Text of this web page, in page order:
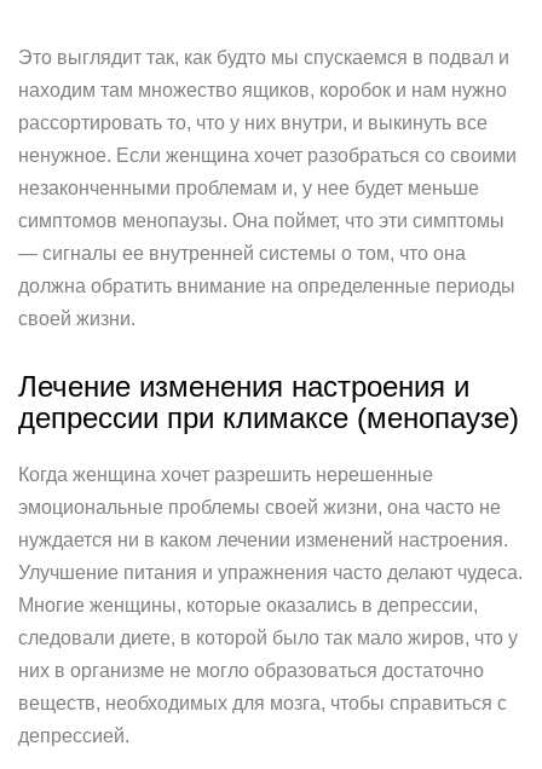
Это выглядит так, как будто мы спускаемся в подвал и
находим там множество ящиков, коробок и нам нужно
рассортировать то, что у них внутри, и выкинуть все
ненужное. Если женщина хочет разобраться со своими
незаконченными проблемам и, у нее будет меньше
симптомов менопаузы. Она поймет, что эти симптомы
— сигналы ее внутренней системы о том, что она
должна обратить внимание на определенные периоды
своей жизни.
Лечение изменения настроения и
депрессии при климаксе (менопаузе)
Когда женщина хочет разрешить нерешенные
эмоциональные проблемы своей жизни, она часто не
нуждается ни в каком лечении изменений настроения.
Улучшение питания и упражнения часто делают чудеса.
Многие женщины, которые оказались в депрессии,
следовали диете, в которой было так мало жиров, что у
них в организме не могло образоваться достаточно
веществ, необходимых для мозга, чтобы справиться с
депрессией.